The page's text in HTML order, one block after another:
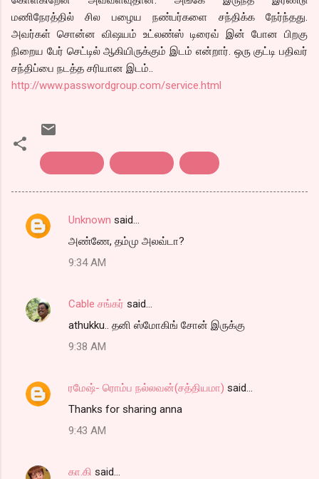
மணிநேரத்தில் சில பழைய நண்பர்களை சந்திக்க நேர்ந்தது.
அவர்கள் சொன்ன விஷயம் உட்லண்ஸ் டிரைவ் இன் போன பிறகு
நிறைய பேர் செட்டில் ஆகியிருக்கும் இடம் என்றார். ஒரு குட்டி பதிவர்
சந்திப்பை நடத்த சரியான இடம்..
http://www.passwordgroup.com/service.html
C
e
Unknown said…
அண்ணே, தம்மு அலவ்டா?
9:34 AM
Cable சங்கர் said…
athukku.. தனி ஸ்மோகிங் சோன் இருக்கு
9:38 AM
ரமேஷ்- ரொம்ப நல்லவன்(சத்தியமா) said…
Thanks for sharing anna
9:43 AM
கா.கி said…